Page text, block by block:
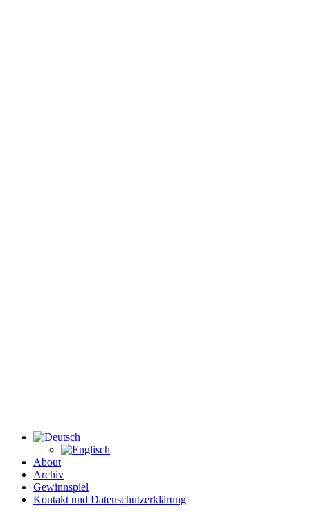
About
Archiv
Gewinnspiel
Kontakt und Datenschutzerklärung